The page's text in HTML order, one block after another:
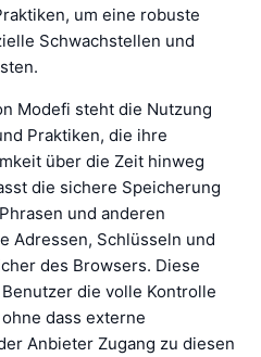
um eine robuste
Schwachstellen und
Modefi steht die Nutzung
Praktiken, die ihre
über die Zeit hinweg
die sichere Speicherung
und anderen
Adressen, Schlüsseln und
des Browsers. Diese
die volle Kontrolle
dass externe
Anbieter Zugang zu diesen